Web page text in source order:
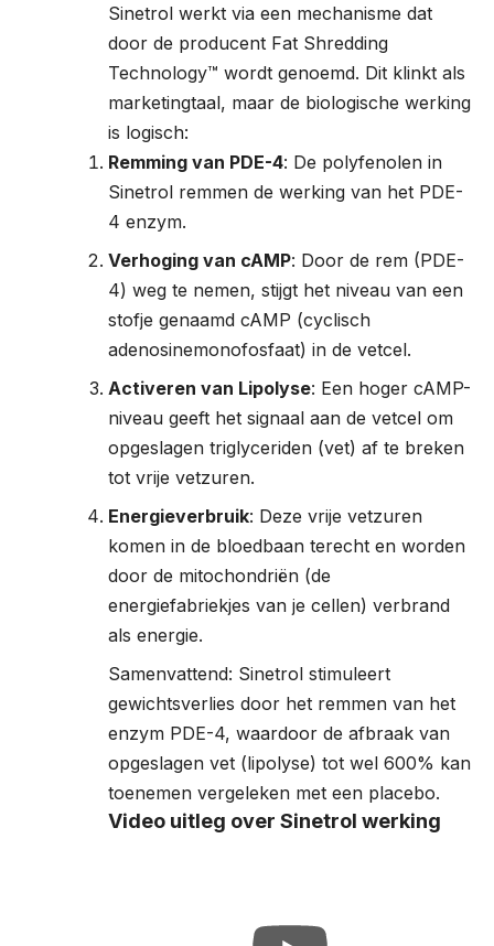
Sinetrol werkt via een mechanisme dat
door de producent Fat Shredding
Technology™ wordt genoemd. Dit klinkt als
marketingtaal, maar de biologische werking
is logisch:
Remming van PDE-4: De polyfenolen in
Sinetrol remmen de werking van het PDE-
4 enzym.
Verhoging van cAMP: Door de rem (PDE-
4) weg te nemen, stijgt het niveau van een
stofje genaamd cAMP (cyclisch
adenosinemonofosfaat) in de vetcel.
Activeren van Lipolyse: Een hoger cAMP-
niveau geeft het signaal aan de vetcel om
opgeslagen triglyceriden (vet) af te breken
tot vrije vetzuren.
Energieverbruik: Deze vrije vetzuren
komen in de bloedbaan terecht en worden
door de mitochondriën (de
energiefabriekjes van je cellen) verbrand
als energie.
Samenvattend: Sinetrol stimuleert
gewichtsverlies door het remmen van het
enzym PDE-4, waardoor de afbraak van
opgeslagen vet (lipolyse) tot wel 600% kan
toenemen vergeleken met een placebo.
Video uitleg over Sinetrol werking